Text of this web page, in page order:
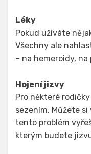
Léky
Pokud užíváte
Všechny ale
– na hemeroidy,
Hojení jizvy
Pro některé
sezením. Můžete
tento problém
kterým budete